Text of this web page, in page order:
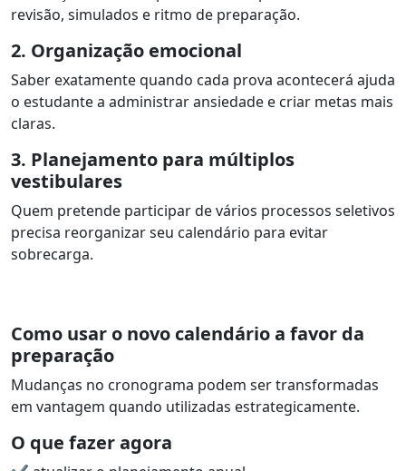
revisão, simulados e ritmo de preparação.
2. Organização emocional
Saber exatamente quando cada prova acontecerá ajuda
o estudante a administrar ansiedade e criar metas mais
claras.
3. Planejamento para múltiplos
vestibulares
Quem pretende participar de vários processos seletivos
precisa reorganizar seu calendário para evitar
sobrecarga.
Como usar o novo calendário a favor da
preparação
Mudanças no cronograma podem ser transformadas
em vantagem quando utilizadas estrategicamente.
O que fazer agora